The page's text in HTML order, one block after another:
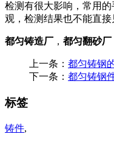
检测有很大影响，常用
观，检测结果也不能直接
都匀铸造厂 ， 都匀翻砂厂
上一条： 都匀铸钢
下一条： 都匀铸钢
标签
铸件,